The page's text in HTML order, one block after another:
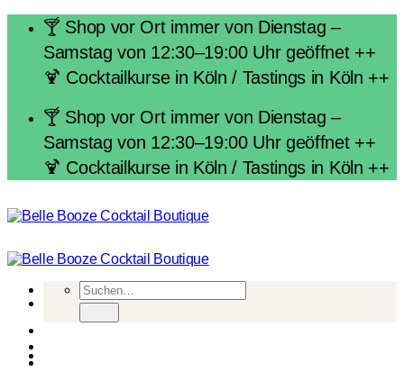
springen
🍸 Shop vor Ort immer von Dienstag –
Samstag von 12:30–19:00 Uhr geöffnet ++
🍹 Cocktailkurse in Köln / Tastings in Köln ++
🍸 Shop vor Ort immer von Dienstag –
Samstag von 12:30–19:00 Uhr geöffnet ++
🍹 Cocktailkurse in Köln / Tastings in Köln ++
Suchen
nach: